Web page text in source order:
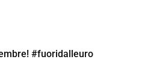
#fuoridalleuro